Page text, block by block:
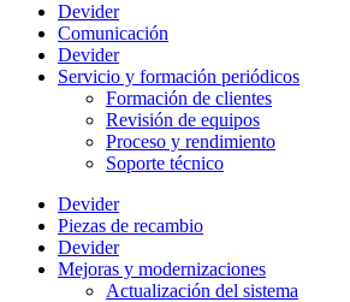
Devider
Comunicación
Devider
Servicio y formación periódicos
Formación de clientes
Revisión de equipos
Proceso y rendimiento
Soporte técnico
Devider
Piezas de recambio
Devider
Mejoras y modernizaciones
Actualización del sistema